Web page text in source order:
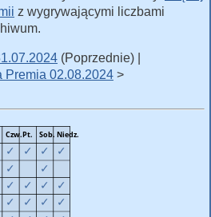
z wygrywającymi liczbami
(Poprzednie) |
Premia 02.08.2024 >